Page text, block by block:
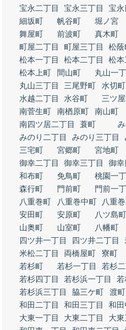
宝永二丁目
宝永三丁目 宝永
細坂町
帆谷町 堀ノ宮
舞屋町
前波町 真木町
町屋二丁目
町屋三丁目 松蔭
松本一丁目
松本二丁目 松本
松本上町
間山町 丸山一
丸山三丁目
三尾野町 水切町
水越二丁目
水谷町 三ツ
南菅生町
南楢原町 南山町
南四ツ居二丁目
蓑町
みのり二丁目
みのり三丁目
三宅町
宮郷町 宮地町
御幸二丁目
御幸三丁目 御幸
和布町
免鳥町 桃園一
森行町
門前町 門前一
八重巻町
八重巻中町 八重
安田町
安原町 八ツ島町
山奥町
山室町 八幡町
四ツ井一丁目
四ツ井二丁目
米松二丁目
両橋屋町 寮町
若杉町
若杉一丁目 若杉
若杉四丁目
若杉浜一丁目
若
若杉浜三丁目
脇三ケ町 渡町
和田二丁目
和田三丁目 和
大東一丁目
大東二丁目 大東